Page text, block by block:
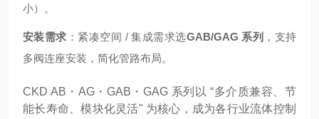
小）。
安装需求 ：紧凑空间 / 集成需求选GAB/GAG 系列 ，支持
多阀连座安装，简化管路布局。
CKD AB・AG・GAB・GAG 系列以 “多介质兼容、节
能长寿命、模块化灵活" 为核心，成为各行业流体控制